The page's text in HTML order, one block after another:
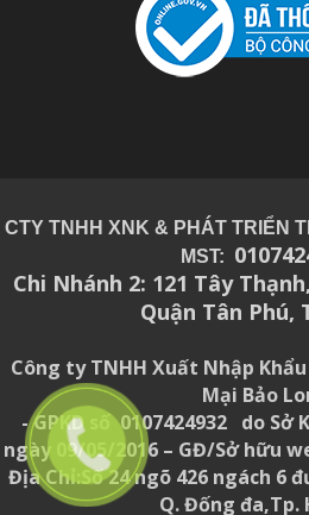
CTY TNHH XNK & PHÁT TRIỂN
MST:
Chi Nhánh 2: 121 Tây
Quận Tân Phú,
Công ty TNHH Xuất Nhập
Mại Bảo
- GPKD số 0107424932 do Sở
ngày 09/05/2016 – GĐ/Sở hữu
Địa Chỉ:Số 24 ngõ 426 ngách 6
Q. Đống đa,Tp.